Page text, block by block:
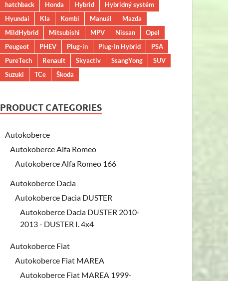
hatchback
Honda Hybrid
Hybridný systém
Hyundai
KIa Kombi Manuál
Mazda
MildHybrid
Mitsubishi MPV Nissan
Opel
Peugeot
PHEV Plug-in Plug-In Hybrid
PSA
PureTech
Renault Skyactiv SsangYong
SUV
Suzuki
TCe Škoda
PRODUCT CATEGORIES
Autokoberce
Autokoberce Alfa Romeo
Autokoberce Alfa Romeo 166
Autokoberce Dacia
Autokoberce Dacia DUSTER
Autokoberce Dacia DUSTER 2010-
2013 - DUSTER I. 4x4
Autokoberce Fiat
Autokoberce Fiat MAREA
Autokoberce Fiat MAREA 1999-